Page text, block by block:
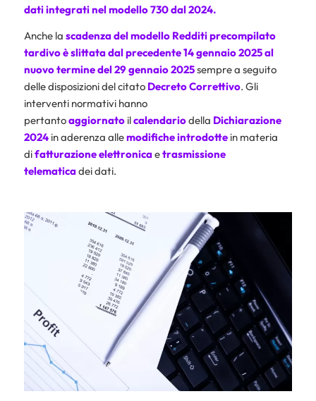
dati integrati nel modello 730 dal 2024.
Anche la scadenza delmodello Redditi precompilato
tardivoè slittata dal precedente 14 gennaio 2025 al
nuovo termine del 29 gennaio 2025sempre a seguito
delle disposizioni del citato Decreto Correttivo. Gli
interventi normativi hanno
pertantoaggiornatoilcalendariodella Dichiarazione
2024in aderenza allemodifiche introdottein materia
difatturazione elettronicaetrasmissione
telematicadei dati.